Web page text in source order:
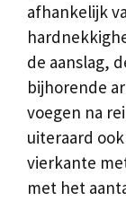
afhankelijk
de aanslag,
bijhorende
voegen na
uiteraard
vierkante
met het